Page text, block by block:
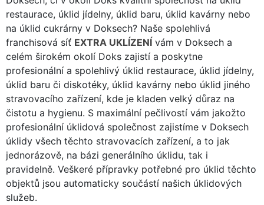
restaurace, úklid jídelny, úklid baru, úklid kavárny nebo
na úklid cukrárny v Doksech? Naše spolehlivá
franchisová síť EXTRA UKLÍZENÍ vám v Doksech a
celém širokém okolí Doks zajistí a poskytne
profesionální a spolehlivý úklid restaurace, úklid jídelny,
úklid baru či diskotéky, úklid kavárny nebo úklid jiného
stravovacího zařízení, kde je kladen velký důraz na
čistotu a hygienu. S maximální pečlivostí vám jakožto
profesionální úklidová společnost zajistíme v Doksech
úklidy všech těchto stravovacích zařízení, a to jak
jednorázově, na bázi generálního úklidu, tak i
pravidelně. Veškeré přípravky potřebné pro úklid těchto
objektů jsou automaticky součástí našich úklidových
služeb.